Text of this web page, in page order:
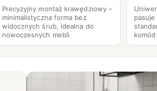
d
k
ł
a
k
Precyzyjny montaż krawędziowy –
minimalistyczna forma bez
widocznych śrub, idealna do
nowoczesnych mebli
komód